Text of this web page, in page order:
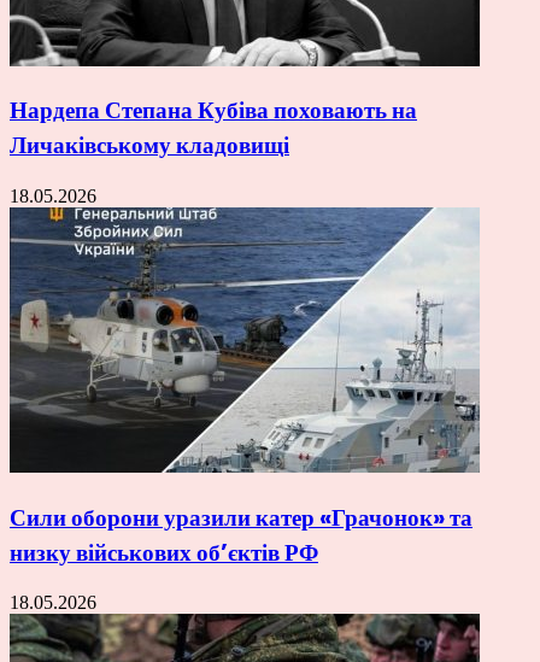
Нардепа Степана Кубіва поховають на
Личаківському кладовищі
18.05.2026
Сили оборони уразили катер «Грачонок» та
низку військових об’єктів РФ
18.05.2026